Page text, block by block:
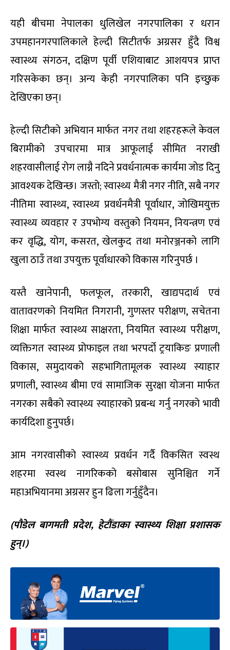
यही बीचमा नेपालका धुलिखेल नगरपालिका र धरान
उपमहानगरपालिकाले हेल्दी सिटीतर्फ अग्रसर हुँदै विश्व
स्वास्थ्य संगठन, दक्षिण पूर्वी एशियाबाट आशयपत्र प्राप्त
गरिसकेका छन्। अन्य केही नगरपालिका पनि इच्छुक
देखिएका छन्।
हेल्दी सिटीको अभियान मार्फत नगर तथा शहरहरूले केवल
बिरामीको उपचारमा मात्र आफूलाई सीमित नराखी
शहरवासीलाई रोग लाग्नै नदिने प्रवर्धनात्मक कार्यमा जोड दिनु
आवश्यक देखिन्छ। जस्तो; स्वास्थ्य मैत्री नगर नीति, सबै नगर
नीतिमा स्वास्थ्य, स्वास्थ्य प्रवर्धनमैत्री पूर्वाधार, जोखिमयुक्त
स्वास्थ्य व्यवहार र उपभोग्य वस्तुको नियमन, नियन्त्रण एवं
कर वृद्धि, योग, कसरत, खेलकुद तथा मनोरञ्जनको लागि
खुला ठाउँ तथा उपयुक्त पूर्वाधारको विकास गरिनुपर्छ ।
यस्तै खानेपानी, फलफूल, तरकारी, खाद्यपदार्थ एवं
वातावरणको नियमित निगरानी, गुणस्तर परीक्षण, सचेतना
शिक्षा मार्फत स्वास्थ्य साक्षरता, नियमित स्वास्थ्य परीक्षण,
व्यक्तिगत स्वास्थ्य प्रोफाइल तथा भरपर्दो ट्रयाकिङ प्रणाली
विकास, समुदायको सहभागितामूलक स्वास्थ्य स्याहार
प्रणाली, स्वास्थ्य बीमा एवं सामाजिक सुरक्षा योजना मार्फत
नगरका सबैको स्वास्थ्य स्याहारको प्रबन्ध गर्नु नगरको भावी
कार्यदिशा हुनुपर्छ।
आम नगरवासीको स्वास्थ्य प्रवर्धन गर्दै विकसित स्वस्थ
शहरमा स्वस्थ नागरिकको बसोबास सुनिश्चित गर्ने
महाअभियानमा अग्रसर हुन ढिला गर्नुहुँदैन।
(पौडेल बागमती प्रदेश, हेटौंडाका स्वास्थ्य शिक्षा प्रशासक
हुन्।)